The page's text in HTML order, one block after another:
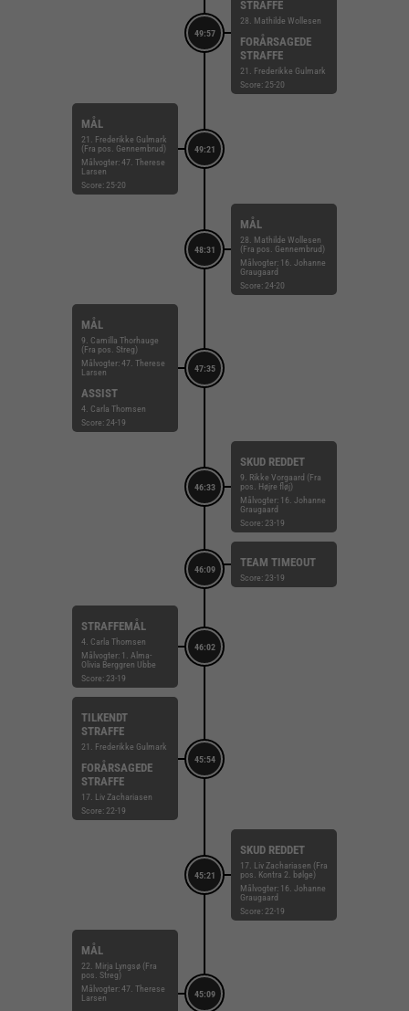
49:57
STRAFFE
28. Mathilde Wollesen
FORÅRSAGEDE
STRAFFE
21. Frederikke Gulmark
Score: 25-20
49:21
MÅL
21. Frederikke Gulmark
(Fra pos. Gennembrud)
Målvogter: 47. Therese
Larsen
Score: 25-20
48:31
MÅL
28. Mathilde Wollesen
(Fra pos. Gennembrud)
Målvogter: 16. Johanne
Graugaard
Score: 24-20
47:35
MÅL
9. Camilla Thorhauge
(Fra pos. Streg)
Målvogter: 47. Therese
Larsen
ASSIST
4. Carla Thomsen
Score: 24-19
46:33
SKUD REDDET
9. Rikke Vorgaard (Fra
pos. Højre fløj)
Målvogter: 16. Johanne
Graugaard
Score: 23-19
46:09
TEAM TIMEOUT
Score: 23-19
46:02
STRAFFEMÅL
4. Carla Thomsen
Målvogter: 1. Alma-
Olivia Berggren Ubbe
Score: 23-19
45:54
TILKENDT
STRAFFE
21. Frederikke Gulmark
FORÅRSAGEDE
STRAFFE
17. Liv Zachariasen
Score: 22-19
45:21
SKUD REDDET
17. Liv Zachariasen (Fra
pos. Kontra 2. bølge)
Målvogter: 16. Johanne
Graugaard
Score: 22-19
45:09
MÅL
22. Mirja Lyngsø (Fra
pos. Streg)
Målvogter: 47. Therese
Larsen